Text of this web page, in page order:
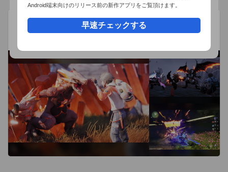
アニモ 広告
Android端末向けのリリース前の新作アプリをご覧頂けます。
早速チェックする